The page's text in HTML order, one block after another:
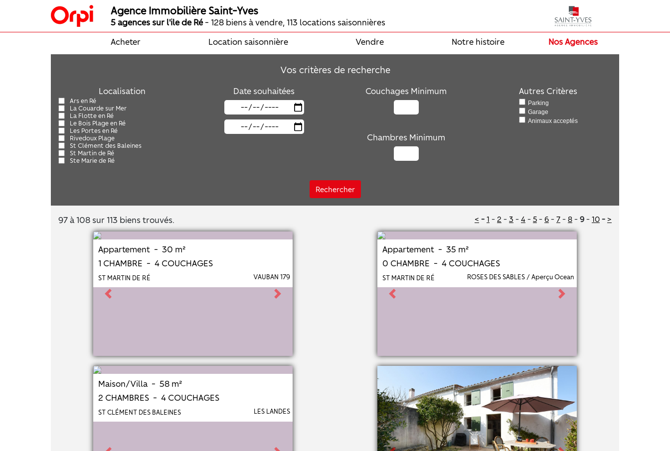
Agence Immobilière Saint-Yves
5 agences sur l'ile de Ré- 128 biens à vendre, 113 locations saisonnières
Nos Agences
Acheter Location saisonnière Vendre Notre histoire
Vos critères de recherche
Localisation
Ars en Ré
La Couarde sur Mer
La Flotte en Ré
Le Bois Plage en Ré
Les Portes en Ré
Rivedoux Plage
St Clément des Baleines
St Martin de Ré
Ste Marie de Ré
Date souhaitées Couchages Minimum
Chambres Minimum
Autres Critères
Parking
Garage
Animaux acceptés
Rechercher
97 à 108 sur 113 biens trouvés. < - 1 - 2 - 3 - 4 - 5 - 6 - 7 - 8 - 9 - 10 - >
Appartement - 30 m²
1 CHAMBRE - 4 COUCHAGES
ST MARTIN DE RÉ VAUBAN 179
Previous Next
Appartement - 35 m²
0 CHAMBRE - 4 COUCHAGES
ST MARTIN DE RÉ ROSES DES SABLES / Aperçu Ocean
Previous Next
Maison/Villa - 58 m²
2 CHAMBRES - 4 COUCHAGES
ST CLÉMENT DES BALEINES LES LANDES